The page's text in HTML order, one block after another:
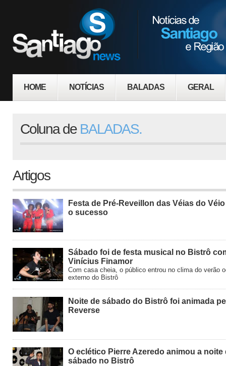
HOME NOTÍCIAS BALADAS GERAL
Coluna de BALADAS.
Artigos
Festa de Pré-Reveillon das Véias do
o sucesso
Sábado foi de festa musical no Bistrô
Vinícius Finamor
Com casa cheia, o público entrou no clima do verão
externo do Bistrô
Noite de sábado do Bistrô foi animada
Reverse
O eclético Pierre Azeredo animou a noite
sábado no Bistrô